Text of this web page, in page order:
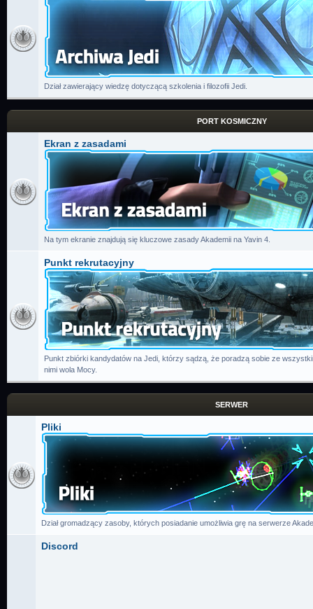
Dział zawierający wiedzę dotyczącą szkolenia i filozofii Jedi.
PORT KOSMICZNY
Ekran z zasadami
Na tym ekranie znajdują się kluczowe zasady Akademii na Yavin 4.
Punkt rekrutacyjny
Punkt zbiórki kandydatów na Jedi, którzy sądzą, że poradzą sobie ze
nimi wola Mocy.
SERWER
Pliki
Dział gromadzący zasoby, których posiadanie umożliwia grę na serwerze
Discord